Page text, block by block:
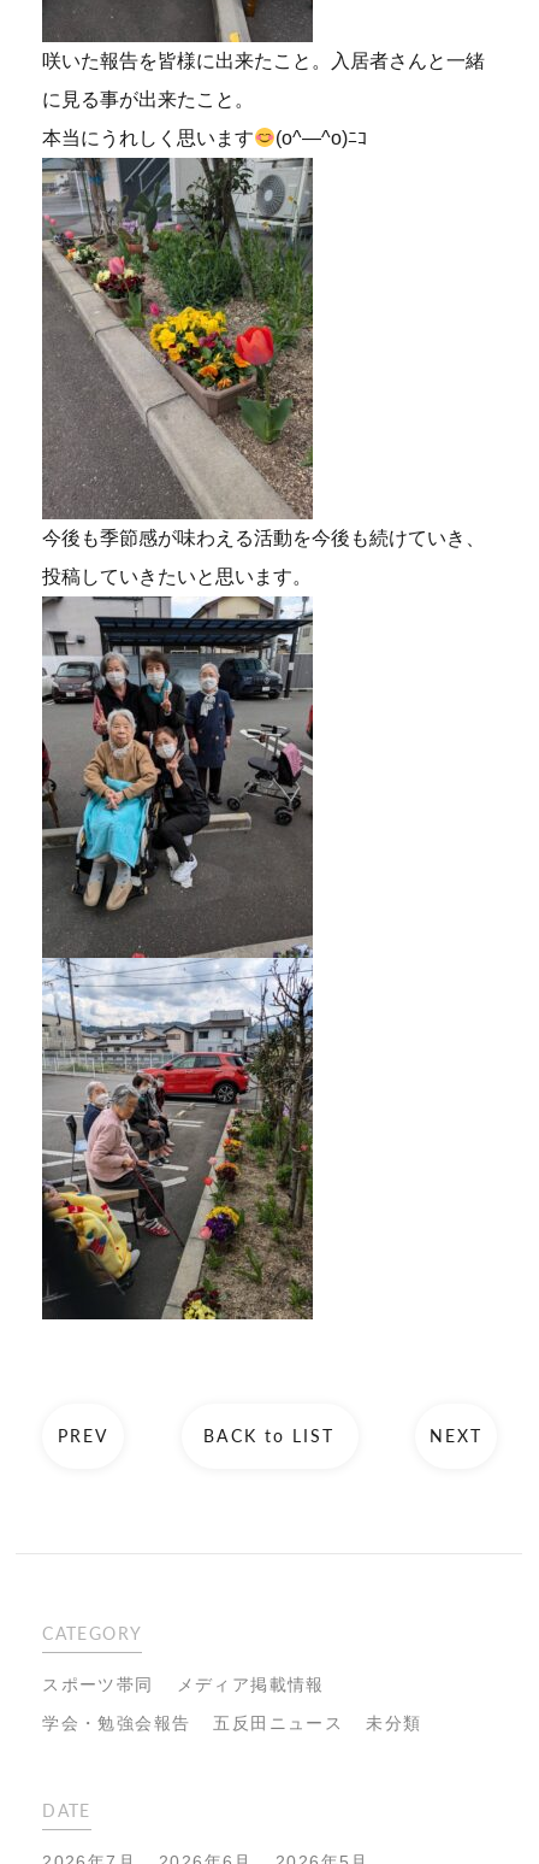
咲いた報告を皆様に出来たこと。入居者さんと一緒
に見る事が出来たこと。
本当にうれしく思います
(o^―^o)ﾆｺ
今後も季節感が味わえる活動を今後も続けていき、
投稿していきたいと思います。
PREV BACK to LIST NEXT
CATEGORY
スポーツ帯同
メディア掲載情報
学会・勉強会報告
五反田ニュース 未分類
DATE